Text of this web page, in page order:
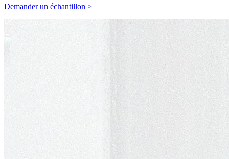
Demander un échantillon >